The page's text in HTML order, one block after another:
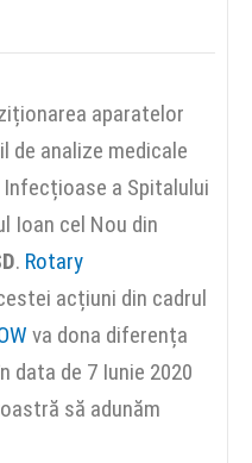
aparatelor
de analize medicale
a Spitalului
Ioan cel Nou din
. Rotary
acțiuni din cadrul
va dona diferența
data de 7 Iunie 2020
să adunăm